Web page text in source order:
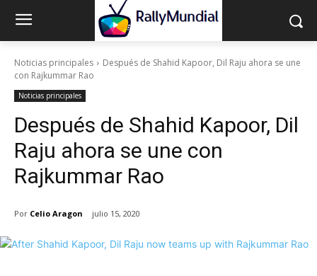
Noticias principales
Después de Shahid Kapoor, Dil Raju ahora se une
con Rajkummar Rao
Noticias principales
Después de Shahid Kapoor, Dil
Raju ahora se une con
Rajkummar Rao
Por Celio Aragon julio 15, 2020